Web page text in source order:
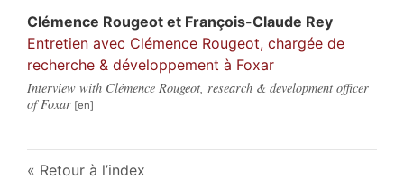
Clémence Rougeot et François-Claude Rey
Entretien avec Clémence Rougeot, chargée de
recherche & développement à Foxar
Interview with Clémence Rougeot, research & development officer
of Foxar
Retour à l’index